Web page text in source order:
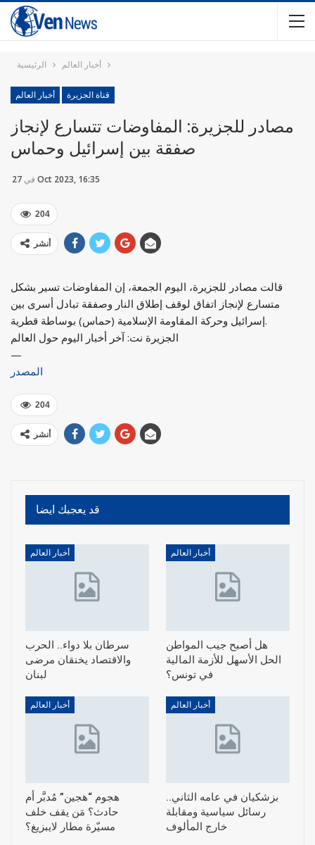
الرئيسية أخبار العالم
أخبار العالم قناة الجزيرة
مصادر للجزيرة: المفاوضات تتسارع لإنجاز
صفقة بين إسرائيل وحماس
في 27 Oct 2023, 16:35
204
أنشر
قالت مصادر للجزيرة، اليوم الجمعة، إن المفاوضات تسير بشكل
متسارع لإنجاز اتفاق لوقف إطلاق النار وصفقة تبادل أسرى بين
إسرائيل وحركة المقاومة الإسلامية (حماس) بوساطة قطرية.
الجزيرة نت: آخر أخبار اليوم حول العالم
—
المصدر
204
أنشر
قد يعجبك ايضا
أخبار العالم
سرطان بلا دواء.. الحرب
والاقتصاد يخنقان مرضى
لبنان
أخبار العالم
هل أصبح جيب المواطن
الحل الأسهل للأزمة المالية
في تونس؟
أخبار العالم
هجوم “هجين” مُدبَّر أم
حادث؟ مَن يقف خلف
مسيّرة مطار لايبزيغ؟
أخبار العالم
بزشكيان في عامه الثاني..
رسائل سياسية ومقابلة
خارج المألوف